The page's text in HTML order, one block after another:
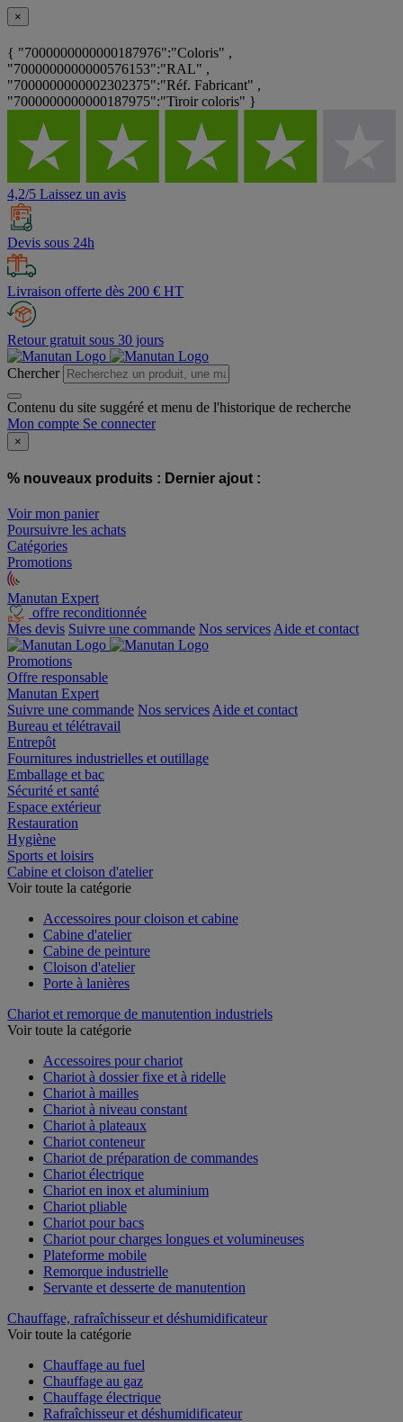
×
{ "7000000000000187976":"Coloris" ,
"7000000000000576153":"RAL" ,
"7000000000002302375":"Réf. Fabricant" ,
"7000000000000187975":"Tiroir coloris" }
4,2/5 Laissez un avis
Devis sous 24h
Livraison offerte dès 200 € HT
Retour gratuit sous 30 jours
Chercher
Contenu du site suggéré et menu de l'historique de recherche
Mon compte Se connecter
×
% nouveaux produits : Dernier ajout :
Voir mon panier
Poursuivre les achats
Catégories
Promotions
Manutan Expert
offre reconditionnée
Mes devis Suivre une commande Nos services Aide et contact
Promotions
Offre responsable
Manutan Expert
Suivre une commande Nos services Aide et contact
Bureau et télétravail
Entrepôt
Fournitures industrielles et outillage
Emballage et bac
Sécurité et santé
Espace extérieur
Restauration
Hygiène
Sports et loisirs
Cabine et cloison d'atelier
Voir toute la catégorie
Accessoires pour cloison et cabine
Cabine d'atelier
Cabine de peinture
Cloison d'atelier
Porte à lanières
Chariot et remorque de manutention industriels
Voir toute la catégorie
Accessoires pour chariot
Chariot à dossier fixe et à ridelle
Chariot à mailles
Chariot à niveau constant
Chariot à plateaux
Chariot conteneur
Chariot de préparation de commandes
Chariot électrique
Chariot en inox et aluminium
Chariot pliable
Chariot pour bacs
Chariot pour charges longues et volumineuses
Plateforme mobile
Remorque industrielle
Servante et desserte de manutention
Chauffage, rafraîchisseur et déshumidificateur
Voir toute la catégorie
Chauffage au fuel
Chauffage au gaz
Chauffage électrique
Rafraîchisseur et déshumidificateur